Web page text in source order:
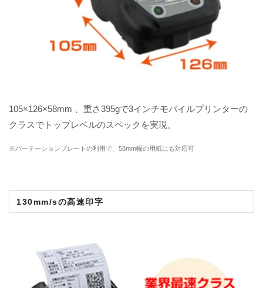
105×126×58mm 、重さ395gで3インチモバイルプリンターの
クラスでトップレベルのスペックを実現。
※パーテーションプレートの利用で、58mm幅の用紙にも対応可
130mm/sの高速印字